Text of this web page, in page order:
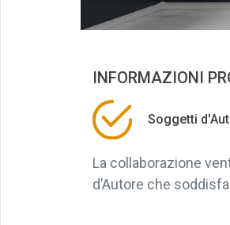
INFORMAZIONI
Soggetti
La collaborazione
d’Autore che